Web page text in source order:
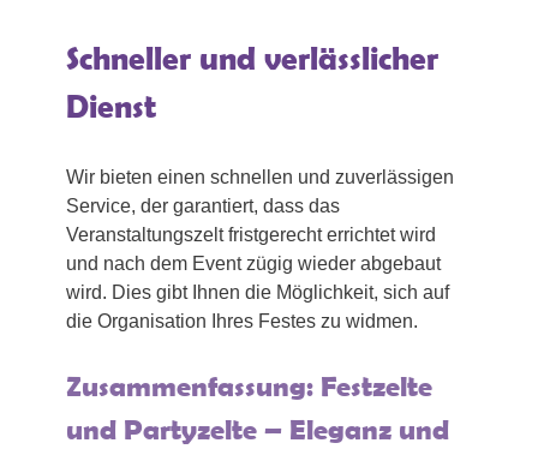
Schneller und verlässlicher
Dienst
Wir bieten einen schnellen und zuverlässigen
Service, der garantiert, dass das
Veranstaltungszelt fristgerecht errichtet wird
und nach dem Event zügig wieder abgebaut
wird. Dies gibt Ihnen die Möglichkeit, sich auf
die Organisation Ihres Festes zu widmen.
Zusammenfassung: Festzelte
und Partyzelte – Eleganz und